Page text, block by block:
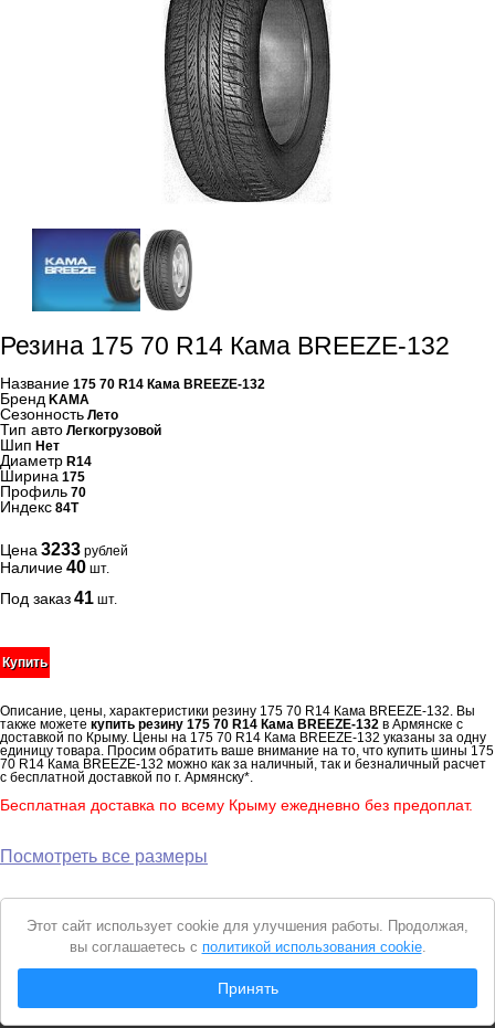
Резина 175 70 R14 Кама BREEZE-132
Название 175 70 R14 Кама BREEZE-132
Бренд KAMA
Сезонность Лето
Тип авто Легкогрузовой
Шип Нет
Диаметр R14
Ширина 175
Профиль 70
Индекс 84T
Цена 3233 рублей
Наличие40 шт.
Под заказ41 шт.
Купить
Описание, цены, характеристики резину 175 70 R14 Кама BREEZE-132. Вы
также можете купить резину 175 70 R14 Кама BREEZE-132 в Армянске с
доставкой по Крыму. Цены на 175 70 R14 Кама BREEZE-132 указаны за одну
единицу товара. Просим обратить ваше внимание на то, что купить шины 175
70 R14 Кама BREEZE-132 можно как за наличный, так и безналичный расчет
с бесплатной доставкой по г. Армянску*.
Бесплатная доставка по всему Крыму ежедневно без предоплат.
Посмотреть все размеры
Вся представленная на сайте информация носит справочный характер и не
является
Уведомление
cookie
Этот сайт использует cookie для улучшения работы. Продолжая,
вы соглашаетесь с политикой использования cookie.
Принять